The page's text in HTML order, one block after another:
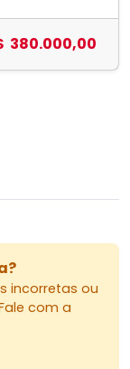
380.000,00
incorretas ou
com a